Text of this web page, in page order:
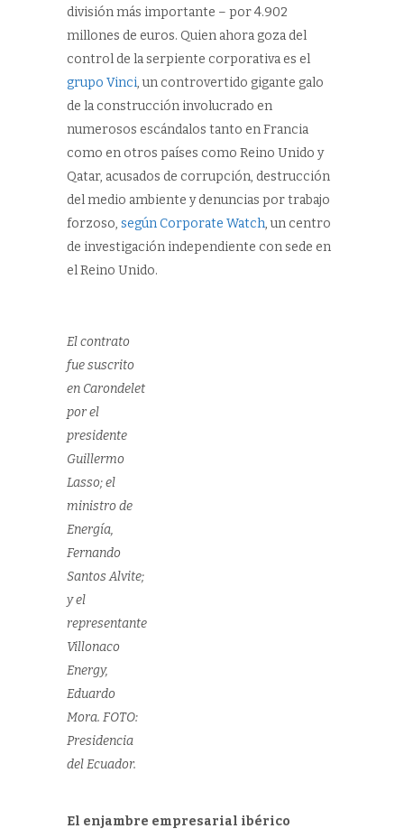
división más importante – por 4.902
millones de euros. Quien ahora goza del
control de la serpiente corporativa es el
grupo Vinci, un controvertido gigante galo
de la construcción involucrado en
numerosos escándalos tanto en Francia
como en otros países como Reino Unido y
Qatar, acusados de corrupción, destrucción
del medio ambiente y denuncias por trabajo
forzoso, según Corporate Watch, un centro
de investigación independiente con sede en
el Reino Unido.
El contrato
fue suscrito
en Carondelet
por el
presidente
Guillermo
Lasso; el
ministro de
Energía,
Fernando
Santos Alvite;
y el
representante
Villonaco
Energy,
Eduardo
Mora. FOTO:
Presidencia
del Ecuador.
El enjambre empresarial ibérico